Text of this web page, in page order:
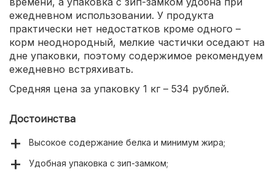
ежедневном использовании. У продукта
практически нет недостатков кроме одного –
корм неоднородный, мелкие частички оседают на
дне упаковки, поэтому содержимое рекомендуем
ежедневно встряхивать.
Средняя цена за упаковку 1 кг – 534 рублей.
Достоинства
Высокое содержание белка и минимум жира;
Удобная упаковка с зип-замком;